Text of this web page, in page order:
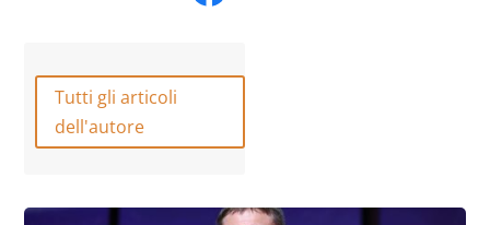
Tutti gli articoli
dell'autore